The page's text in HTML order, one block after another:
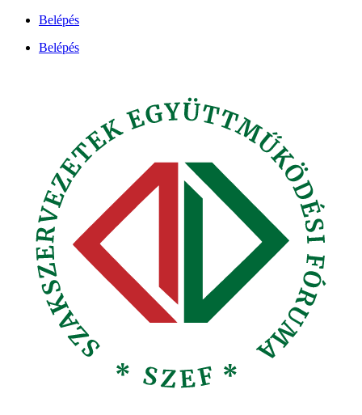
Ugrás
tartalomhoz
Belépés
Belépés